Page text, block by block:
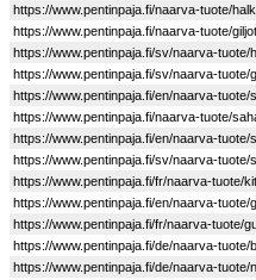
https://www.pentinpaja.fi/naarva-tuote/
https://www.pentinpaja.fi/naarva-tuote/
https://www.pentinpaja.fi/sv/naarva-
https://www.pentinpaja.fi/sv/naarva-tuote/
https://www.pentinpaja.fi/en/naarva-
https://www.pentinpaja.fi/naarva-tuote/
https://www.pentinpaja.fi/en/naarva-
https://www.pentinpaja.fi/sv/naarva-
https://www.pentinpaja.fi/fr/naarva-tuote/
https://www.pentinpaja.fi/en/naarva-tuote/
https://www.pentinpaja.fi/fr/naarva-tuote/
https://www.pentinpaja.fi/de/naarva-
https://www.pentinpaja.fi/de/naarva-tuote/